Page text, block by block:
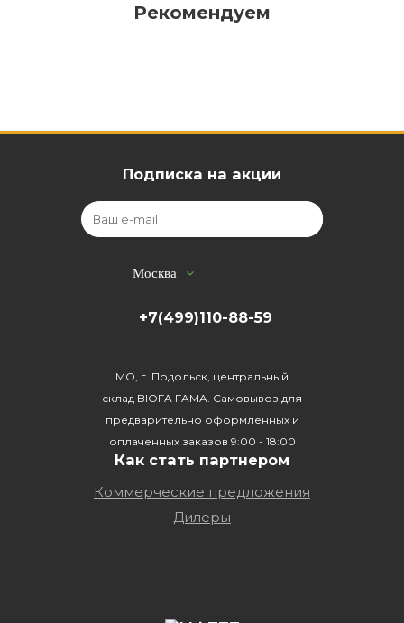
Рекомендуем
Подписка на акции
Москва
+7(499)110-88-59
МО, г. Подольск, центральный
склад BIOFA FAMA. Самовывоз для
предварительно оформленных и
оплаченных заказов 9:00 - 18:00
Как стать партнером
Коммерческие предложения
Дилеры